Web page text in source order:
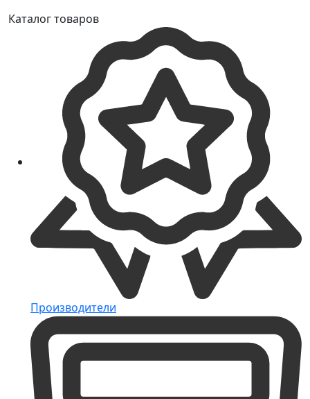
Каталог товаров
Производители